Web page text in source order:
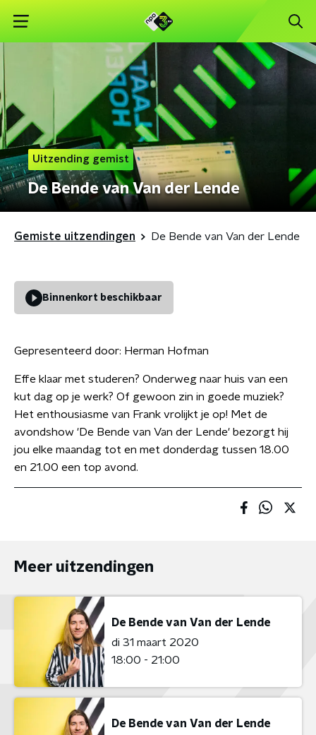
Uitzending gemist
De Bende van Van der Lende
Gemiste uitzendingen De Bende van Van der Lende
Binnenkort beschikbaar
Gepresenteerd door: Herman Hofman
Effe klaar met studeren? Onderweg naar huis van een
kut dag op je werk? Of gewoon zin in goede muziek?
Het enthousiasme van Frank vrolijkt je op! Met de
avondshow 'De Bende van Van der Lende' bezorgt hij
jou elke maandag tot en met donderdag tussen 18.00
en 21.00 een top avond.
Meer uitzendingen
De Bende van Van der Lende
di 31 maart 2020
18:00 - 21:00
De Bende van Van der Lende